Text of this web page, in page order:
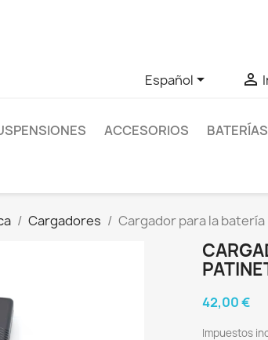
Español 
ACCESORIOS BATERÍAS
Cargadores Cargador para la
42,00 €
Impuestos